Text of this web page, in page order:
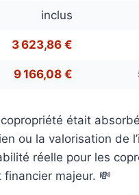
inclus
3 623,86 €
9 166,08 €
était
ou la valorisation de
réelle pour les
majeur. 💸